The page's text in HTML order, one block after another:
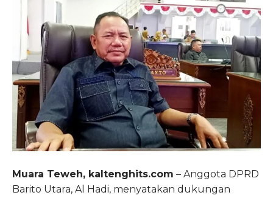
Muara Teweh, kaltenghits.com – Anggota DPRD
Barito Utara, Al Hadi, menyatakan dukungan